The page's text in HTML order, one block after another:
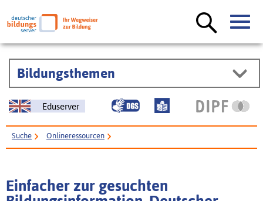
Bildungsthemen
Eduserver
Suche Onlineressourcen
Einfacher zur gesuchten